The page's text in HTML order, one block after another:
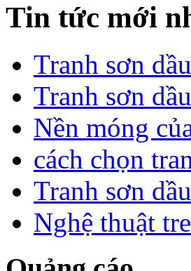
Tin tức mới
Tranh sơn
Tranh sơn
Nền móng
cách chọn
Tranh sơn
Nghệ thuật